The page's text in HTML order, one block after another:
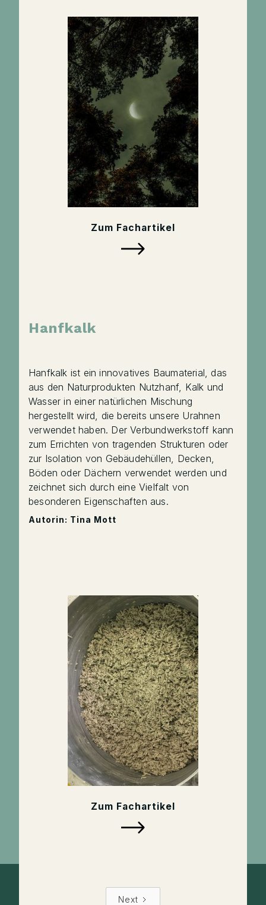
Zum Fachartikel
Zum Fachartikel
Hanfkalk
Hanfkalk ist ein innovatives Baumaterial, das
aus den Naturprodukten Nutzhanf, Kalk und
Wasser in einer natürlichen Mischung
hergestellt wird, die bereits unsere Urahnen
verwendet haben. Der Verbundwerkstoff kann
zum Errichten von tragenden Strukturen oder
zur Isolation von Gebäudehüllen, Decken,
Böden oder Dächern verwendet werden und
zeichnet sich durch eine Vielfalt von
besonderen Eigenschaften aus.
Autorin: Tina Mott
Next